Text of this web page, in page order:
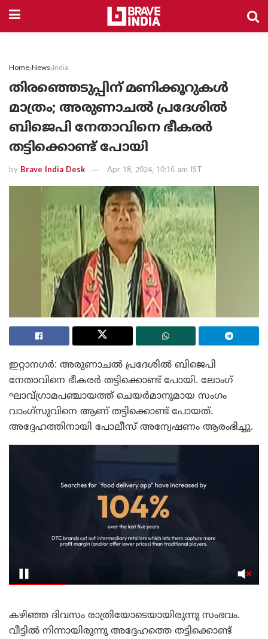
Home News India
തിരഞ്ഞെടുപ്പിന് മണിക്കൂറുകൾ
മാത്രം; അരുണാചൽ പ്രദേശിൽ
ബിജെപി നേതാവിനെ ഭീകരർ
തട്ടിക്കൊണ്ട് പോയി
by Brave India Desk Apr 18, 2024, 10:16 am IST
ഇറ്റാനഗർ: അരുണാചൽ പ്രദേശിൽ ബിജെപി
നേതാവിനെ ഭീകരർ തട്ടിക്കൊണ്ട് പോയി. ലോംഗ്
ഘാവ്ഗ്രാമപഞ്ചായത്ത് ചെയർമാനുമായ സംഗം
വാംഗ്‌സുവിനെ ആണ് തട്ടിക്കൊണ്ട് പോയത്.
അദ്ദേഹത്തിനായി പോലീസ് അന്വേഷണം ആരംഭിച്ചു.
കഴിഞ്ഞ ദിവസം രാത്രിയോടെയായിരുന്നു സംഭവം.
വീട്ടിൽ നിന്നായിരുന്നു അദ്ദേഹത്തെ തട്ടിക്കൊണ്ട്